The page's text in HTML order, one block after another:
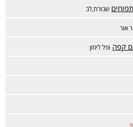
שבורת,לב
אור
קפה ופל לימון